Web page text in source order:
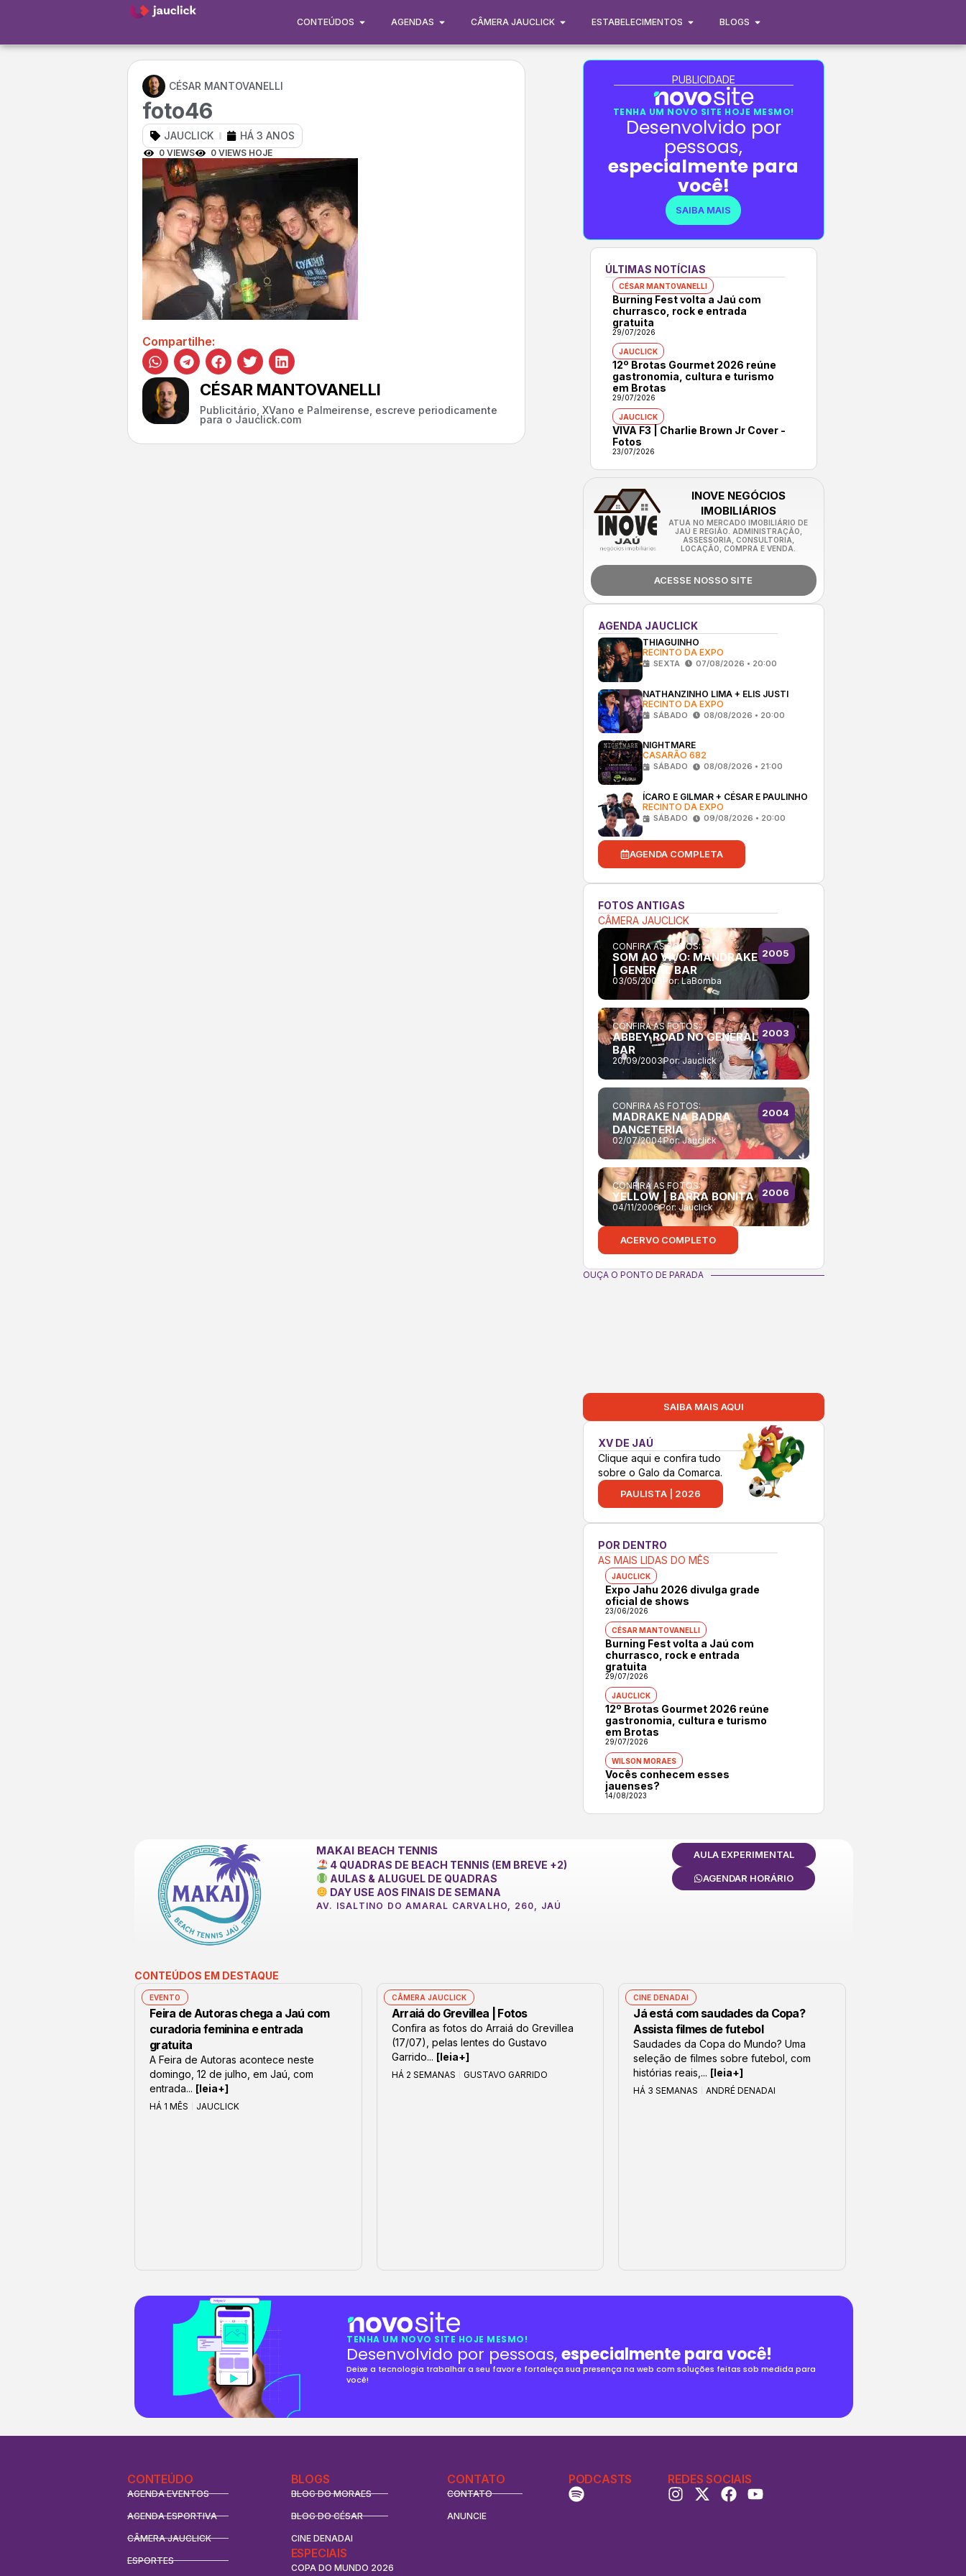
CONTEÚDOS AGENDAS CÂMERA JAUCLICK ESTABELECIMENTOS BLOGS
CÉSAR MANTOVANELLI
foto46
JAUCLICK HÁ 3 ANOS
0 VIEWS 0 VIEWS HOJE
Compartilhe:
CÉSAR MANTOVANELLI
Publicitário, XVano e Palmeirense, escreve periodicamente
para o Jauclick.com
PUBLICIDADE
TENHA UM NOVO SITE HOJE MESMO!
Desenvolvido por
pessoas,
especialmente para
você!
SAIBA MAIS
ÚLTIMAS NOTÍCIAS
CÉSAR MANTOVANELLI
Burning Fest volta a Jaú com
churrasco, rock e entrada
gratuita
29/07/2026
JAUCLICK
12º Brotas Gourmet 2026 reúne
gastronomia, cultura e turismo
em Brotas
29/07/2026
JAUCLICK
VIVA F3 | Charlie Brown Jr Cover -
Fotos
23/07/2026
INOVE NEGÓCIOS
IMOBILIÁRIOS
ATUA NO MERCADO IMOBILIÁRIO DE
JAÚ E REGIÃO. ADMINISTRAÇÃO,
ASSESSORIA, CONSULTORIA,
LOCAÇÃO, COMPRA E VENDA.
ACESSE NOSSO SITE
AGENDA JAUCLICK
THIAGUINHO
RECINTO DA EXPO
SEXTA 07/08/2026 • 20:00
NATHANZINHO LIMA + ELIS JUSTI
RECINTO DA EXPO
SÁBADO 08/08/2026 • 20:00
NIGHTMARE
CASARÃO 682
SÁBADO 08/08/2026 • 21:00
ÍCARO E GILMAR + CÉSAR E PAULINHO
RECINTO DA EXPO
SÁBADO 09/08/2026 • 20:00
AGENDA COMPLETA
FOTOS ANTIGAS
CÂMERA JAUCLICK
CONFIRA AS FOTOS:
SOM AO VIVO: MANDRAKE
| GENERAL BAR
03/05/2005 Por:LaBomba
2005
CONFIRA AS FOTOS:
ABBEY ROAD NO GENERAL
BAR
20/09/2003Por:Jauclick
2003
CONFIRA AS FOTOS:
MADRAKE NA BADRA
DANCETERIA
02/07/2004Por:Jauclick
2004
CONFIRA AS FOTOS:
YELLOW | BARRA BONITA
04/11/2006Por:Jauclick
2006
ACERVO COMPLETO
OUÇA O PONTO DE PARADA
SAIBA MAIS AQUI
XV DE JAÚ
Clique aqui e confira tudo
sobre o Galo da Comarca.
PAULISTA | 2026
POR DENTRO
AS MAIS LIDAS DO MÊS
JAUCLICK
Expo Jahu 2026 divulga grade
oficial de shows
23/06/2026
CÉSAR MANTOVANELLI
Burning Fest volta a Jaú com
churrasco, rock e entrada
gratuita
29/07/2026
JAUCLICK
12º Brotas Gourmet 2026 reúne
gastronomia, cultura e turismo
em Brotas
29/07/2026
WILSON MORAES
Vocês conhecem esses
jauenses?
14/08/2023
MAKAI BEACH TENNIS
4 QUADRAS DE BEACH TENNIS (EM BREVE +2)
AULAS & ALUGUEL DE QUADRAS
DAY USE AOS FINAIS DE SEMANA
AV. ISALTINO DO AMARAL CARVALHO, 260, JAÚ
AULA EXPERIMENTAL
AGENDAR HORÁRIO
CONTEÚDOS EM DESTAQUE
EVENTO
Feira de Autoras chega a Jaú com
curadoria feminina e entrada
gratuita
A Feira de Autoras acontece neste
domingo, 12 de julho, em Jaú, com
entrada... [leia+]
HÁ 1 MÊS JAUCLICK
CÂMERA JAUCLICK
Arraiá do Grevillea | Fotos
Confira as fotos do Arraiá do Grevillea
(17/07), pelas lentes do Gustavo
Garrido... [leia+]
HÁ 2 SEMANAS GUSTAVO GARRIDO
CINE DENADAI
Já está com saudades da Copa?
Assista filmes de futebol
Saudades da Copa do Mundo? Uma
seleção de filmes sobre futebol, com
histórias reais,... [leia+]
HÁ 3 SEMANAS ANDRÉ DENADAI
TENHA UM NOVO SITE HOJE MESMO!
Desenvolvido por pessoas,especialmente para você!
Deixe a tecnologia trabalhar a seu favor e fortaleça sua presença na web com soluções feitas sob medida para
você!
CONTEÚDO
AGENDA EVENTOS
AGENDA ESPORTIVA
CÂMERA JAUCLICK
ESPORTES
BLOGS
BLOG DO MORAES
BLOG DO CÉSAR
CINE DENADAI
ESPECIAIS
COPA DO MUNDO 2026
CONTATO
CONTATO
ANUNCIE
PODCASTS REDES SOCIAIS